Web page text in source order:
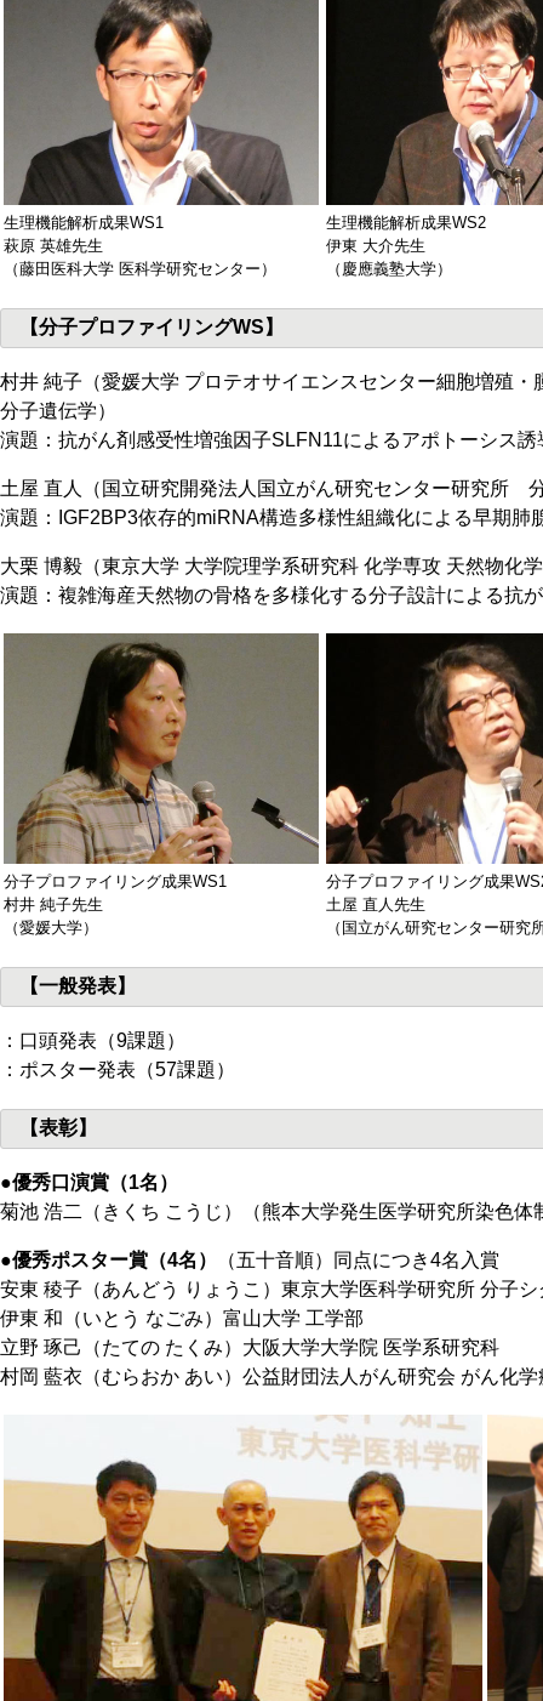
生理機能解析成果WS1
萩原 英雄先生
（藤田医科大学 医科学研究センター）
生理機能解析成果WS2
伊東 大介先生
（慶應義塾大学）
【分子プロファイリングWS】
村井 純子（愛媛大学 プロテオサイエンスセンター細胞増
分子遺伝学）
演題：抗がん剤感受性増強因子SLFN11によるアポトーシス誘
土屋 直人（国立研究開発法人国立がん研究センター研究所
演題：IGF2BP3依存的miRNA構造多様性組織化による早期肺
大栗 博毅（東京大学 大学院理学系研究科 化学専攻 天然物化
演題：複雑海産天然物の骨格を多様化する分子設計による抗
分子プロファイリング成果WS1
村井 純子先生
（愛媛大学）
分子プロファイリング成果
土屋 直人先生
（国立がん研究センター研究
【一般発表】
：口頭発表（9課題）
：ポスター発表（57課題）
【表彰】
●優秀口演賞（1名）
菊池 浩二（きくち こうじ）（熊本大学発生医学研究所染色体
●優秀ポスター賞（4名）
（五十音順）同点につき4名入賞
安東 稜子（あんどう りょうこ）東京大学医科学研究所 分子
伊東 和（いとう なごみ）富山大学 工学部
立野 琢己（たての たくみ）大阪大学大学院 医学系研究科
村岡 藍衣（むらおか あい）公益財団法人がん研究会 がん化